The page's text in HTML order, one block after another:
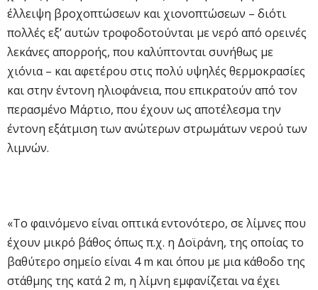
έλλειψη βροχοπτώσεων και χιονοπτώσεων – διότι
πολλές εξ’ αυτών τροφοδοτούνται με νερό από ορεινές
λεκάνες απορροής, που καλύπτονται συνήθως με
χιόνια – και αφετέρου στις πολύ υψηλές θερμοκρασίες
και στην έντονη ηλιοφάνεια, που επικρατούν από τον
περασμένο Μάρτιο, που έχουν ως αποτέλεσμα την
έντονη εξάτμιση των ανώτερων στρωμάτων νερού των
λιμνών.
«Το φαινόμενο είναι οπτικά εντονότερο, σε λίμνες που
έχουν μικρό βάθος όπως π.χ. η Δοϊράνη, της οποίας το
βαθύτερο σημείο είναι 4 m και όπου με μια κάθοδο της
στάθμης της κατά 2 m, η λίμνη εμφανίζεται να έχει